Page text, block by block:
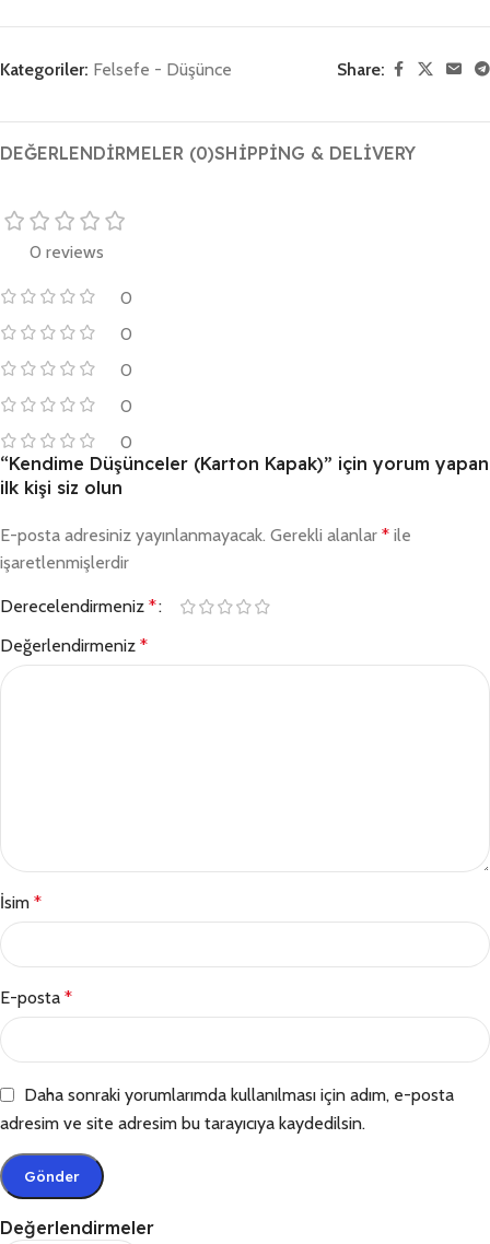
Kategoriler: Felsefe - Düşünce Share:
DEĞERLENDIRMELER (0)SHIPPING & DELIVERY
0 reviews
0
0
0
0
0
Değerlendirmeler
“Kendime Düşünceler (Karton Kapak)” için yorum yapan
ilk kişi siz olun
E-posta adresiniz yayınlanmayacak. Gerekli alanlar * ile
işaretlenmişlerdir
Derecelendirmeniz *
Değerlendirmeniz *
İsim *
E-posta *
Daha sonraki yorumlarımda kullanılması için adım, e-posta
adresim ve site adresim bu tarayıcıya kaydedilsin.